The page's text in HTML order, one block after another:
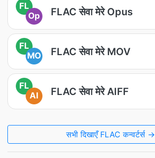
FL
Op
FLAC सेवा मेरे Opus
FL
MO
FLAC सेवा मेरे MOV
FL
AI
FLAC सेवा मेरे AIFF
सभी दिखाएँ FLAC कन्वर्टर्स →